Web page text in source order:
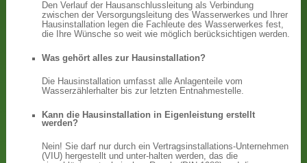
Den Verlauf der Hausanschlussleitung als Verbindung
zwischen der Versorgungsleitung des Wasserwerkes und Ihrer
Hausinstallation legen die Fachleute des Wasserwerkes fest,
die Ihre Wünsche so weit wie möglich berücksichtigen werden.
Was gehört alles zur Hausinstallation?
Die Hausinstallation umfasst alle Anlagenteile vom
Wasserzählerhalter bis zur letzten Entnahmestelle.
Kann die Hausinstallation in Eigenleistung erstellt
werden?
Nein! Sie darf nur durch ein Vertragsinstallations-Unternehmen
(VIU) hergestellt und unter-halten werden, das die